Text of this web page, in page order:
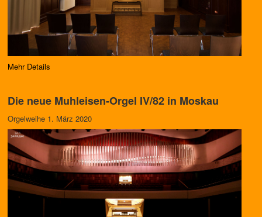
Mehr Details
Die neue Muhleisen-Orgel IV/82 in Moskau
Orgelweihe 1. März 2020